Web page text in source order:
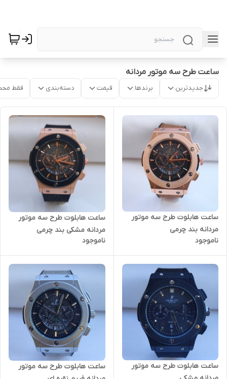
ساعت طرح سه موتور مردانه
جدیدترین برندها قیمت دسته‌بندی فقط
ساعت هابلوت طرح سه موتور
مردانه بند چرمی
ناموجود
ساعت هابلوت طرح سه موتور
مردانه مشکی بند چرمی
ناموجود
ساعت هابلوت طرح سه موتور
ساعت هابلوت طرح سه موتور